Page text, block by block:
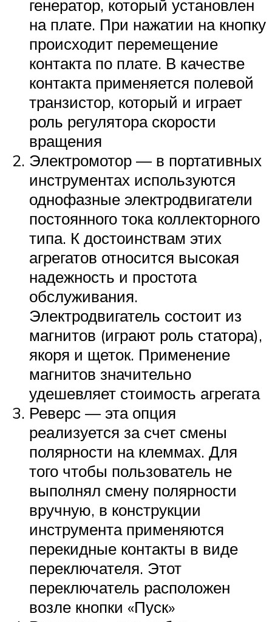
генератор, который установлен
на плате. При нажатии на кнопку
происходит перемещение
контакта по плате. В качестве
контакта применяется полевой
транзистор, который и играет
роль регулятора скорости
вращения
Электромотор — в портативных
инструментах используются
однофазные электродвигатели
постоянного тока коллекторного
типа. К достоинствам этих
агрегатов относится высокая
надежность и простота
обслуживания.
Электродвигатель состоит из
магнитов (играют роль статора),
якоря и щеток. Применение
магнитов значительно
удешевляет стоимость агрегата
Реверс — эта опция
реализуется за счет смены
полярности на клеммах. Для
того чтобы пользователь не
выполнял смену полярности
вручную, в конструкции
инструмента применяются
перекидные контакты в виде
переключателя. Этот
переключатель расположен
возле кнопки «Пуск»